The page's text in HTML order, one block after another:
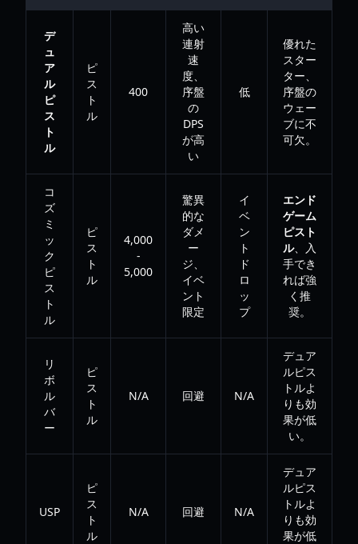
デ
ュ
ア
ル
ピ
ス
ト
ル
ピ
ス
ト
ル
400
高い
連射
速
度、
序盤
の
DPS
が高
い
低
優れた
スター
ター、
序盤の
ウェー
ブに不
可欠。
コ
ズ
ミ
ッ
ク
ピ
ス
ト
ル
ピ
ス
ト
ル
4,000
-
5,000
驚異
的な
ダメ
ー
ジ、
イベ
ント
限定
イ
ベ
ン
ト
ド
ロ
ッ
プ
エンド
ゲーム
ピスト
ル、入
手でき
れば強
く推
奨。
リ
ボ
ル
バ
ー
ピ
ス
ト
ル
N/A 回避 N/A
デュア
ルピス
トルよ
りも効
果が低
い。
USP
ピ
ス
ト
ル
N/A 回避 N/A
デュア
ルピス
トルよ
りも効
果が低